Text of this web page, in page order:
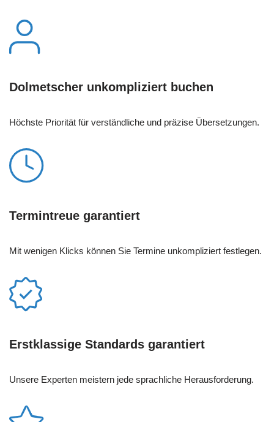
Dolmetscher unkompliziert buchen
Höchste Priorität für verständliche und präzise Übersetzungen.
Termintreue garantiert
Mit wenigen Klicks können Sie Termine unkompliziert festlegen.
Erstklassige Standards garantiert
Unsere Experten meistern jede sprachliche Herausforderung.